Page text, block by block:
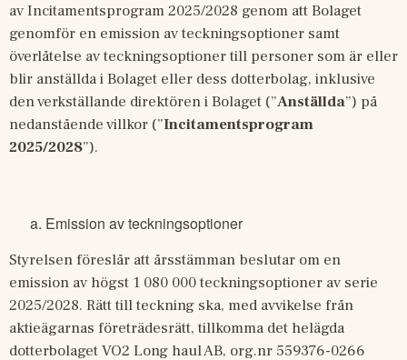
av Incitamentsprogram 2025/2028 genom att Bolaget
genomför en emission av teckningsoptioner samt
överlåtelse av teckningsoptioner till personer som är eller
blir anställda i Bolaget eller dess dotterbolag, inklusive
den verkställande direktören i Bolaget (”Anställda”) på
nedanstående villkor (”Incitamentsprogram
2025/2028”).
Emission av teckningsoptioner
Styrelsen föreslår att årsstämman beslutar om en
emission av högst 1 080 000 teckningsoptioner av serie
2025/2028. Rätt till teckning ska, med avvikelse från
aktieägarnas företrädesrätt, tillkomma det helägda
dotterbolaget VO2 Long haul AB, org.nr 559376-0266